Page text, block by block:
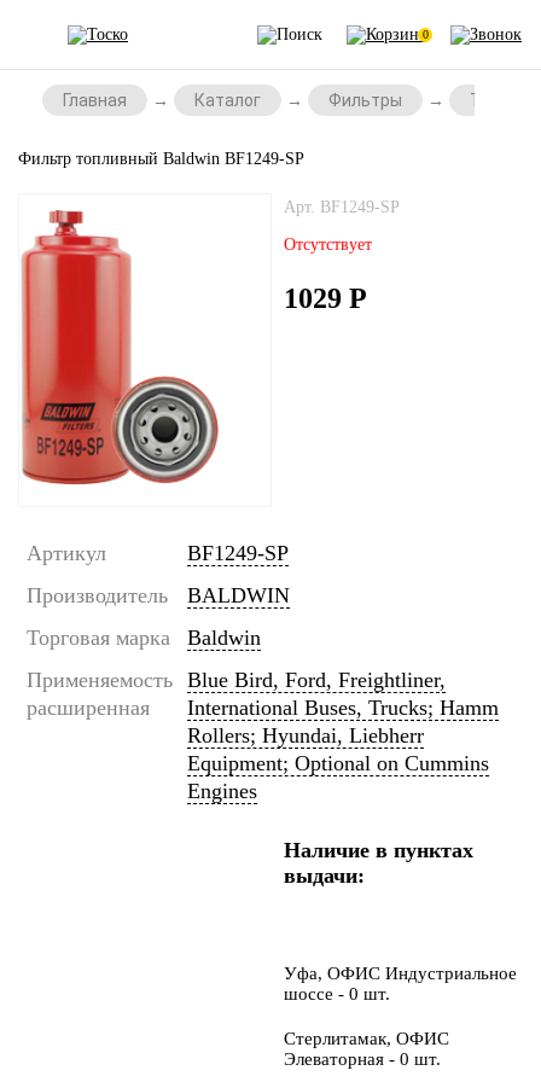
0
Главная Каталог Фильтры
Фильтр топливный Baldwin BF1249-SP
Арт. BF1249-SP
Отсутствует
1029 Р
Артикул
BF1249-SP
Производитель
BALDWIN
Торговая марка
Baldwin
Применяемость
расширенная
Blue Bird, Ford, Freightliner,
International Buses, Trucks; Hamm
Rollers; Hyundai, Liebherr
Equipment; Optional on Cummins
Engines
Наличие в пунктах
выдачи:
Уфа, ОФИС Индустриальное
шоссе - 0 шт.
Стерлитамак, ОФИС
Элеваторная - 0 шт.